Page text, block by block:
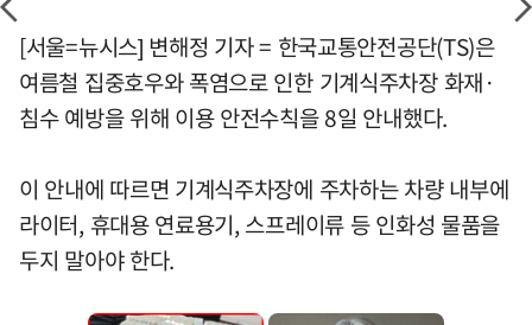
[서울=뉴시스] 변해정 기자 = 한국교통안전공단(TS)은
여름철 집중호우와 폭염으로 인한 기계식주차장 화재·
침수 예방을 위해 이용 안전수칙을 8일 안내했다.
이 안내에 따르면 기계식주차장에 주차하는 차량 내부에
라이터, 휴대용 연료용기, 스프레이류 등 인화성 물품을
두지 말아야 한다.